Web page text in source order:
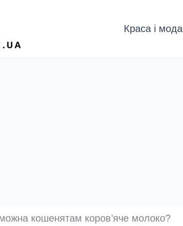
Краса і мода
кошенятам коров’яче молоко?